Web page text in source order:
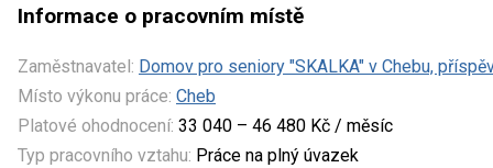
Informace o pracovním místě
Zaměstnavatel: Domov pro seniory "SKALKA" v Chebu,
Místo výkonu práce: Cheb
Platové ohodnocení: 33 040 – 46 480 Kč / měsíc
Typ pracovního vztahu: Práce na plný úvazek